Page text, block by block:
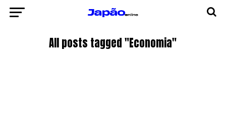
All posts tagged "Economia"